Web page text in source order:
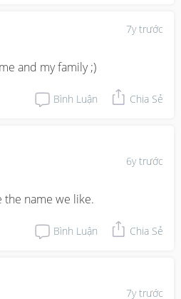
7y trước
and my family ;)
Bình Luận Chia Sẻ
6y trước
the name we like.
Bình Luận Chia Sẻ
7y trước